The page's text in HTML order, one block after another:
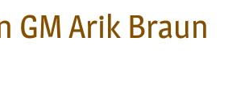
GM Arik Braun